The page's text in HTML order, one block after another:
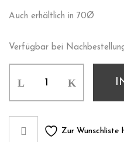
Auch erhältlich in 70Ø
Verfügbar bei
Zur Wunschliste